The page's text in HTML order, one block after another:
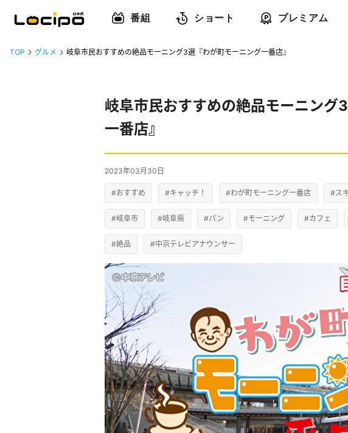
番組 ショート プレミアム
TOP グルメ 岐阜市民おすすめの絶品モーニング3選『わが町モーニング一番店』
岐阜市民おすすめの絶品モーニング
一番店』
2023年03月30日
#おすすめ #キャッチ！ #わが町モーニング一番店 #ス
#岐阜市 #岐阜県 #パン #モーニング #カフェ
#絶品 #中京テレビアナウンサー